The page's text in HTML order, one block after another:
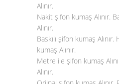
Alınır.
Nakit şifon kumaş Alınır.
Alınır.
Baskılı şifon kumaş
kumaş Alınır.
Metre ile şifon kumaş
Alınır.